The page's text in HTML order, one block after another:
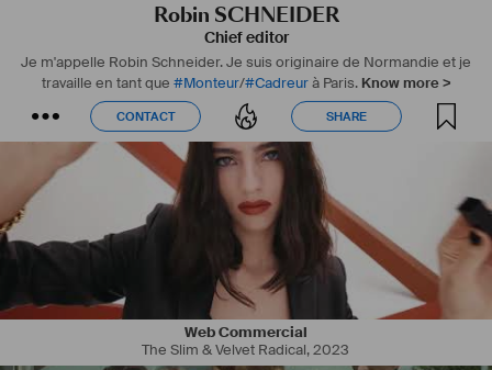
Robin SCHNEIDER
Chief editor
Je m'appelle Robin Schneider.Je suis originaire de Normandie et je
travaille en tant que #Monteur/#Cadreurà Paris. Know more >
CONTACT SHARE
CONTACT SHARE
Web Commercial
The Slim & Velvet Radical,2023